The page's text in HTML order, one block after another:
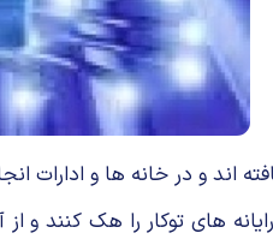
اند و در خانه ها و ادارات
های توكار را هك كنند